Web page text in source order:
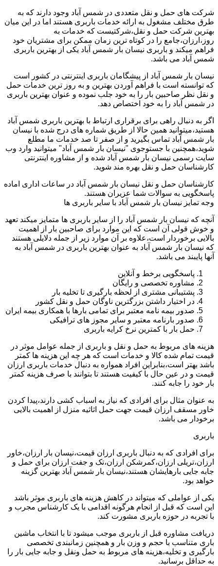
شرکت های حمل و نقل متعددی در شمس آباد وجود دارند که به
طرق مختلف مشغول به ارائه خدمات باربری هستند اما در این میان
بهترین شرکت حمل و نقل،شرکتیست که خدمات به
روز،ارزان،جامع را در کوتاه ترین زمان ممکن برای مشتریان خود
فراهم میکند و باربری نیسان بار شمس آباد یکی از بهترین باربری
شمس آباد می باشد.
نیسان بار شمس آباد از پیشگامان باربری اینترنتی در کشور است
که توانسته است با فراهم آوردن بهترین و به روز ترین خدمات حمل
و نقل نظر صاحبین بار را به خود جلب نموده و عنوان بهترین باربری
در شمس آباد را به خود اختصاص دهد.
اگر به دنبال راهی برای برقراری ارتباط با بهترین باربری شمس آباد
هستید،میتوانید همین حالا از طریق شماره های درج شده با نیسان
بار شمس آباد تماس بگیرید و از صفر تا صد خدمات ما مطلع
شوید،همچنین با جستوجوی "نیسان بار شمس آباد" میتوانید وارد وب
سایت رسمی نیسان بار شمس آباد شده و از مشاوره اینترنتی
کارشناسان حمل و نقل بهره مند شوید.
کارشناسان حمل و نقل نیسان بار شمس آباد در ساعات اداری اماده
پاسخگویی به سوالات شما عزیران هستند.
وجه تمایز نیسان بار شمس آباد با سایر باربری ها
آنچه که نیسان بار شمس آباد را از سایر باربری ها متمایز میکند تعهد
و خوش قولی آن است که این موارد برای صاحبین بار از اهمیت
بالایی برخوردار است،علاوه بر آن موارد زیر از جمله دلایلی هستند
که نیسان بار شمس آباد به عنوان بهترین باربری در شمس آباد به
آنها پایبند می باشد.
پاسخگویی برخط و آنلاین
مشاوره تخصصی و رایگان
پشتیبانی مشتری از لحظه بارگیری تا تخلیه بار
در اختیار داشتن بزرگترین ناوگان حمل و نقل کشور
صدور بیمه نامه معتبر برای تمامی بارها با همکاری بیمه ایران
صدور بارنامه معتبر و سایر مجوز های ترافیکی
حمل بار با کمترین نرخ کرایه باربری
هزینه های مربوط به حمل و نقل و باربری از جمله عوامل موثر در
قیمت تمام شده کالا و خدمات است که هر چه این هزینه ها کمتر
باشد بهتر است،بنابراین افراد همواره به دنبال خدمات باربری ارزان
قیمت و در عین حال با کیفیت هستند تا بتوانند با صرف هزینه کمتر
بار خود را جابه کنند.
به عنوان مثال برای افرادی که نیاز به اسباب کشی دارند،پیدا کردن
خاور مسقف ارزان قیمت جهت حمل اثاثیه منزل از اهمیت بالایی
برخودار می باشد.
باربری
برای افرادی که به دنبال باربری ارزان قیمت،نیسان بار ارزان،خاور
ارزان،تریلی ارزان،کمرشکن ارزان،تک و جفت ارزان برای حمل و
جابه جایی بارهایشان هستند،نیسان بار شمس آباد بهترین گزینه
خواهد بود.
یکی از عواملی که میتواند در کاهش هزینه های باربری موثر باشد
این است که قبل از انجام هرگونه اقدامی با یک کارشناس مجرب و
با تجربه در حوزه باربری مشورت کند.
دریافت مشاوره قبل از باربری موجب میشود تا با انتخاب ماشین
باری متناسب با حجم و وزن بار و همچنین زمانبندی تخصصی
بارگیری و تخلیه،هزینه های مربوط به حمل ونقل و جابه جایی بار را
به حداقل برسانید.